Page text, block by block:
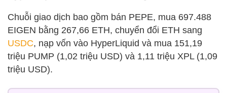
Chuỗi giao dịch bao gồm bán PEPE, mua 697.488
EIGEN bằng 267,66 ETH, chuyển đổi ETH sang
USDC, nạp vốn vào HyperLiquid và mua 151,19
triệu PUMP (1,02 triệu USD) và 1,11 triệu XPL (1,09
triệu USD).